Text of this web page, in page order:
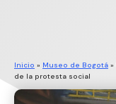
Inicio » Museo de Bogotá »
de la protesta social